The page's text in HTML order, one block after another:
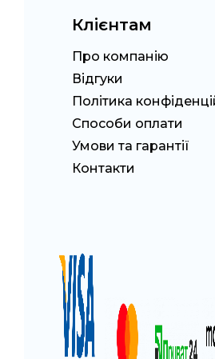
Клієнтам
Про компанію
Відгуки
Політика
Способи оплати
Умови та гарантії
Контакти